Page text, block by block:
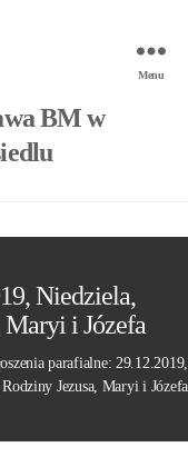
BM w
Menu
Niedziela,
Maryi i Józefa
parafialne: 29.12.2019,
Jezusa, Maryi i Józefa